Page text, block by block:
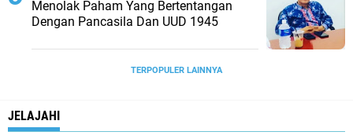
Menolak Paham Yang Bertentangan
Dengan Pancasila Dan UUD 1945
TERPOPULER LAINNYA
JELAJAHI